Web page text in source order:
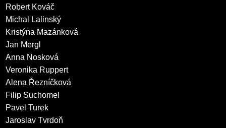
Robert Kováč
Michal Lalinský
Kristýna Mazánková
Jan Mergl
Anna Nosková
Veronika Ruppert
Alena Řezníčková
Filip Suchomel
Pavel Turek
Jaroslav Tvrdoň